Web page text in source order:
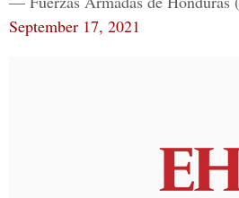
September 17, 2021